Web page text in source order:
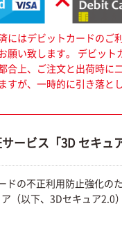
にはデビットカードのご
願い致します。 デビット
合上、ご注文と出荷時に
すが、一時的に引き落と
サービス「3D セキュ
ドの不正利用防止強化の
（以下、3Dセキュア2.0